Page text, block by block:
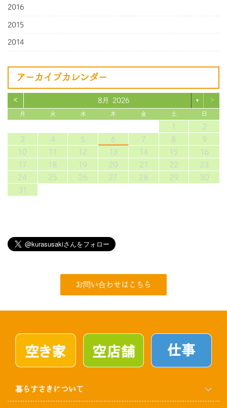
2016
2015
2014
アーカイブカレンダー
< 8月 2026 ▼ >
月 火 水 木 金 土 日
1
2
3
4 5 6 7 8
9
10
11 12 13 14 15
16
17
18 19 20 21 22
23
24
25 26 27 28 29
30
31
お問い合わせはこちら
暮らすさきについて